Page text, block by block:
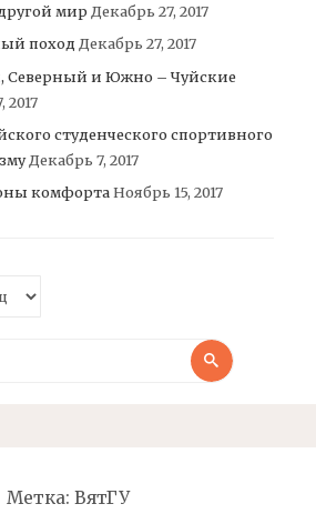
мир Декабрь 27, 2017
поход Декабрь 27, 2017
Северный и Южно – Чуйские
2017
студенческого спортивного
Декабрь 7, 2017
комфорта Ноябрь 15, 2017
Метка: ВятГУ